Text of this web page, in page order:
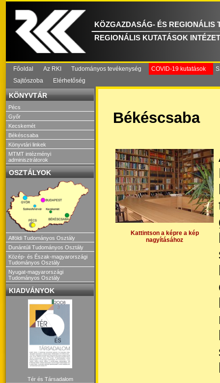
KÖZGAZDASÁG- ÉS REGIONÁLIS
REGIONÁLIS KUTATÁSOK
Főoldal Az RKI Tudományos tevékenység COVID-19 kutatások
Sajtószoba
Elérhetőség
KÖNYVTÁR
Pécs
Győr
Kecskemét
Békéscsaba
Könyvtári linkek
MTMT intézményi
adminisztrátorok
OSZTÁLYOK
Alföldi Tudományos Osztály
Dunántúli Tudományos Osztály
Közép- és Észak-magyarországi
Tudományos Osztály
Nyugat-magyarországi
Tudományos Osztály
KIADVÁNYOK
Tér és Társadalom
Békéscsaba
Kattintson a képre a kép
nagyításához